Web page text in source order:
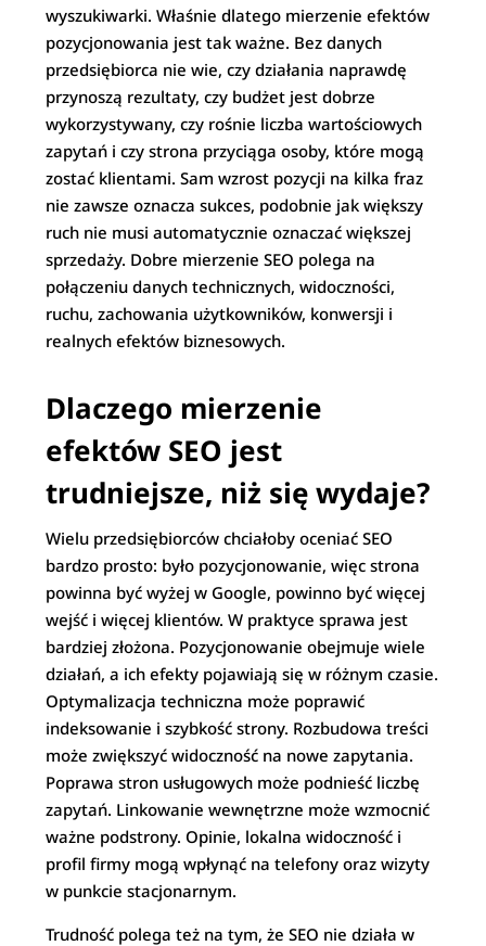
wyszukiwarki. Właśnie dlatego mierzenie efektów
pozycjonowania jest tak ważne. Bez danych
przedsiębiorca nie wie, czy działania naprawdę
przynoszą rezultaty, czy budżet jest dobrze
wykorzystywany, czy rośnie liczba wartościowych
zapytań i czy strona przyciąga osoby, które mogą
zostać klientami. Sam wzrost pozycji na kilka fraz
nie zawsze oznacza sukces, podobnie jak większy
ruch nie musi automatycznie oznaczać większej
sprzedaży. Dobre mierzenie SEO polega na
połączeniu danych technicznych, widoczności,
ruchu, zachowania użytkowników, konwersji i
realnych efektów biznesowych.
Dlaczego mierzenie
efektów SEO jest
trudniejsze, niż się wydaje?
Wielu przedsiębiorców chciałoby oceniać SEO
bardzo prosto: było pozycjonowanie, więc strona
powinna być wyżej w Google, powinno być więcej
wejść i więcej klientów. W praktyce sprawa jest
bardziej złożona. Pozycjonowanie obejmuje wiele
działań, a ich efekty pojawiają się w różnym czasie.
Optymalizacja techniczna może poprawić
indeksowanie i szybkość strony. Rozbudowa treści
może zwiększyć widoczność na nowe zapytania.
Poprawa stron usługowych może podnieść liczbę
zapytań. Linkowanie wewnętrzne może wzmocnić
ważne podstrony. Opinie, lokalna widoczność i
profil firmy mogą wpłynąć na telefony oraz wizyty
w punkcie stacjonarnym.
Trudność polega też na tym, że SEO nie działa w